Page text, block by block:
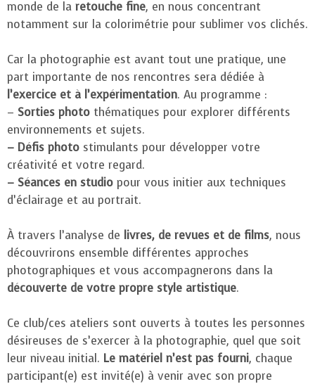
monde de la retouche fine, en nous concentrant
notamment sur la colorimétrie pour sublimer vos clichés.
Car la photographie est avant tout une pratique, une
part importante de nos rencontres sera dédiée à
l’exercice et à l’expérimentation. Au programme :
– Sorties photo thématiques pour explorer différents
environnements et sujets.
– Défis photo stimulants pour développer votre
créativité et votre regard.
– Séances en studio pour vous initier aux techniques
d’éclairage et au portrait.
À travers l’analyse de livres, de revues et de films, nous
découvrirons ensemble différentes approches
photographiques et vous accompagnerons dans la
découverte de votre propre style artistique.
Ce club/ces ateliers sont ouverts à toutes les personnes
désireuses de s’exercer à la photographie, quel que soit
leur niveau initial. Le matériel n’est pas fourni, chaque
participant(e) est invité(e) à venir avec son propre